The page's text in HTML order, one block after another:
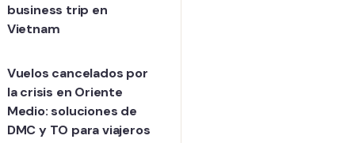
business trip en
Vietnam
Vuelos cancelados por
la crisis en Oriente
Medio: soluciones de
DMC y TO para viajeros